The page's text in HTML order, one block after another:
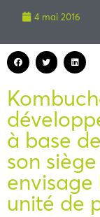
4 mai 2016
à base
son
envisage
unité de